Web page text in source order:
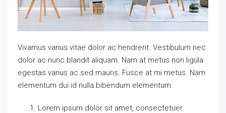
Vivamus varius vitae dolor ac hendrerit. Vestibulum nec
dolor ac nunc blandit aliquam. Nam at metus non ligula
egestas varius ac sed mauris. Fusce at mi metus. Nam
elementum dui id nulla bibendum elementum.
Lorem ipsum dolor sit amet, consectetuer